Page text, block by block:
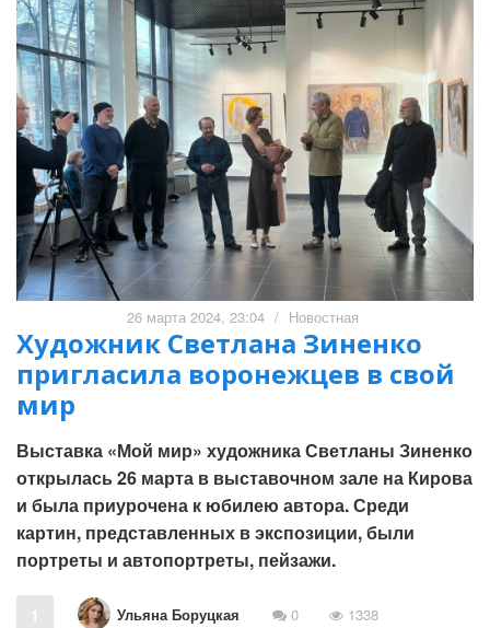
26 марта 2024, 23:04 / Новостная
Художник Светлана Зиненко
пригласила воронежцев в свой
мир
Выставка «Мой мир» художника Светланы Зиненко
открылась 26 марта в выставочном зале на Кирова
и была приурочена к юбилею автора. Среди
картин, представленных в экспозиции, были
портреты и автопортреты, пейзажи.
1 Ульяна Боруцкая 0 1338